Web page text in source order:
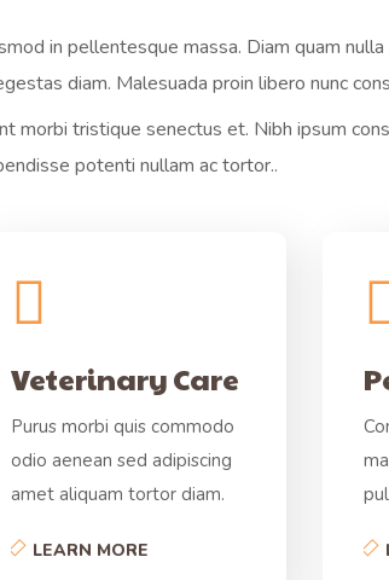
in pellentesque massa. Diam quam
diam. Malesuada proin libero nunc
morbi tristique senectus et. Nibh ipsum
potenti nullam ac tortor..
Veterinary Care
Purus morbi quis commodo
odio aenean sed adipiscing
amet aliquam tortor diam.
LEARN MORE